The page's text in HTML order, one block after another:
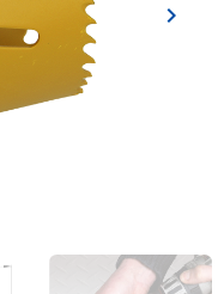
keyboard_arrow_right